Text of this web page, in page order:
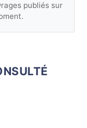
publiés sur